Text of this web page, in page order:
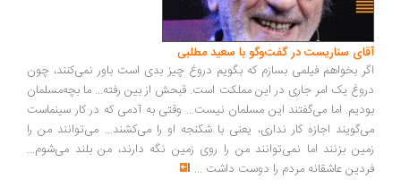
سناریست در گفت‌وگو با سعید مطلبی
بخواهم فیلمی بسازم که بگویم دروغ چیز بدی است باور نمی‌کنند، چون
یک امر جاری در این مملکت است. قبحش از بین رفته... ما بچه‌مسلمان
اما می‌گفتند این مسلمان نیست... وقتی به آدمی که در کار سینماست
اجازه کار نداری، یعنی با شکنجه او را می‌کشند... می‌توانند من را
بزنند اما نمی‌توانند من را روی زمین نگه دارند، من بلند می‌شوم...
عاشقانه مردم را دوست داشت ...